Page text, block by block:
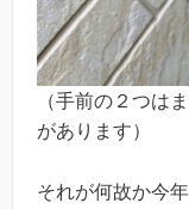
（手前の２つは
があります）
それが何故か今